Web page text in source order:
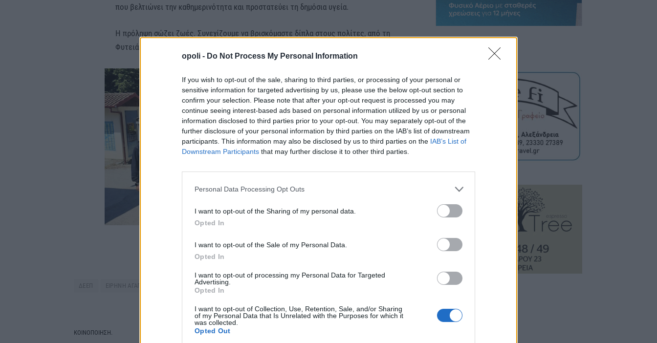
opoli - Do Not Process My Personal Information
If you wish to opt-out of the sale, sharing to third parties, or processing of your personal or
sensitive information for targeted advertising by us, please use the below opt-out section to
confirm your selection. Please note that after your opt-out request is processed you may
continue seeing interest-based ads based on personal information utilized by us or personal
information disclosed to third parties prior to your opt-out. You may separately opt-out of the
further disclosure of your personal information by third parties on the IAB’s list of downstream
participants. This information may also be disclosed by us to third parties on the IAB’s List of
Downstream Participants that may further disclose it to other third parties.
Personal Data Processing Opt Outs
I want to opt-out of the Sharing of my personal data.
Opted In
I want to opt-out of the Sale of my Personal Data.
Opted In
I want to opt-out of processing my Personal Data for Targeted
Advertising.
Opted In
I want to opt-out of Collection, Use, Retention, Sale, and/or Sharing
of my Personal Data that Is Unrelated with the Purposes for which it
was collected.
Opted Out
που βελτιώνει την καθημερινότητα και προστατεύει τη δημόσια υγεία.
Η πρόληψη σώζει ζωές. Συνεχίζουμε να βρισκόμαστε δίπλα στους πολίτες, από τη
Φυτειά και το Αρκοχώρι μέχρι το Αγγελοχώρι και κάθε κοινότητα της Ημαθίας.
ΔΕΕΠ ΕΙΡΗΝΗ ΑΓΑΠΗΔΑΚΗ ΠΡΟΛΑΜΒΑΝΩ
ΚΟΙΝΟΠΟΙΗΣΗ.